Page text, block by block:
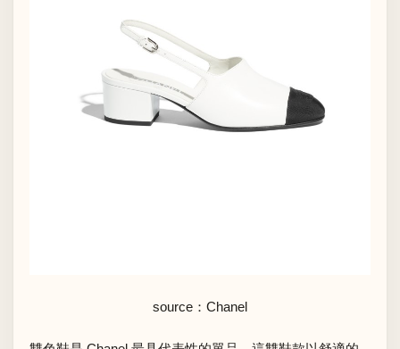
source：Chanel